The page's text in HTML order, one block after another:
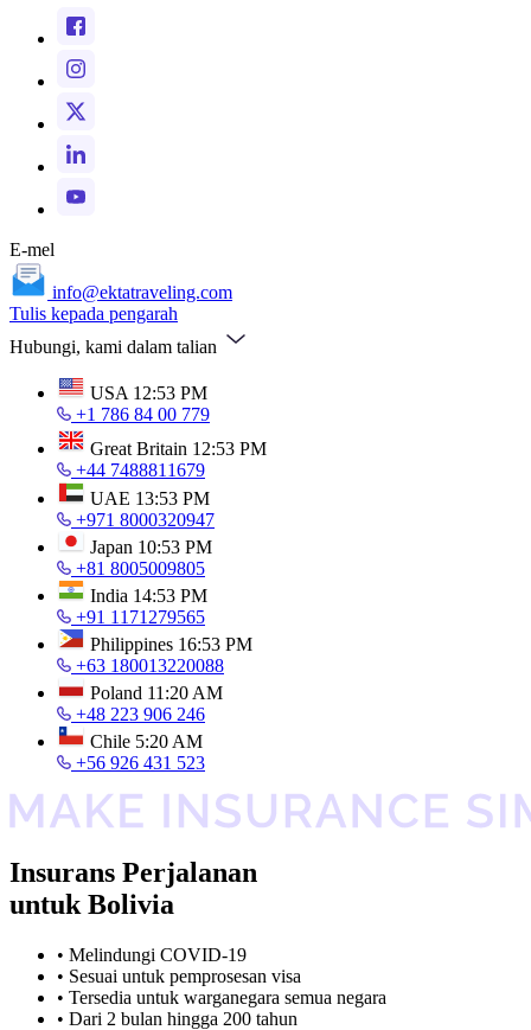
E-mel
info@ektatraveling.com
Tulis kepada pengarah
Hubungi, kami dalam talian
USA 12:53 PM
+1 786 84 00 779
Great Britain 12:53 PM
+44 7488811679
UAE 13:53 PM
+971 8000320947
Japan 10:53 PM
+81 8005009805
India 14:53 PM
+91 1171279565
Philippines 16:53 PM
+63 180013220088
Poland 11:20 AM
+48 223 906 246
Chile 5:20 AM
+56 926 431 523
Insurans Perjalanan
untuk Bolivia
• Melindungi COVID-19
• Sesuai untuk pemprosesan visa
• Tersedia untuk warganegara semua negara
• Dari 2 bulan hingga 200 tahun